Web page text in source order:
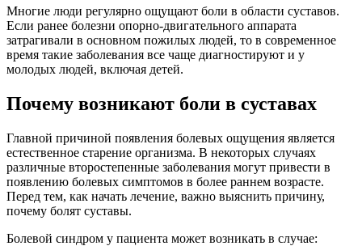
Многие люди регулярно ощущают боли в области суставов.
Если ранее болезни опорно-двигательного аппарата
затрагивали в основном пожилых людей, то в современное
время такие заболевания все чаще диагностируют и у
молодых людей, включая детей.
Почему возникают боли в суставах
Главной причиной появления болевых ощущения является
естественное старение организма. В некоторых случаях
различные второстепенные заболевания могут привести в
появлению болевых симптомов в более раннем возрасте.
Перед тем, как начать лечение, важно выяснить причину,
почему болят суставы.
Болевой синдром у пациента может возникать в случае: